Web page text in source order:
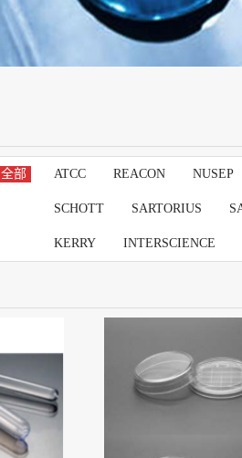
全部 ATCC REACON NUSEP
SCHOTT SARTORIUS
KERRY INTERSCIENCE